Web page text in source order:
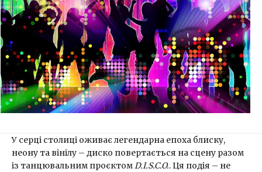
У серці столиці оживає легендарна епоха блиску,
неону та вінілу – диско повертається на сцену разом
із танцювальним проєктомD.I.S.C.O.. Ця подія – не